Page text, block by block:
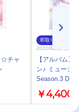
☆チャ
即取り
2022/02/23 発売
【アルバム
ン♪ ミュージ
Season.3 DX
￥4,400